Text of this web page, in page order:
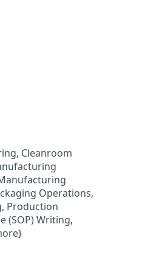
Cleanroom
Operations,
Production
(SOP) Writing,